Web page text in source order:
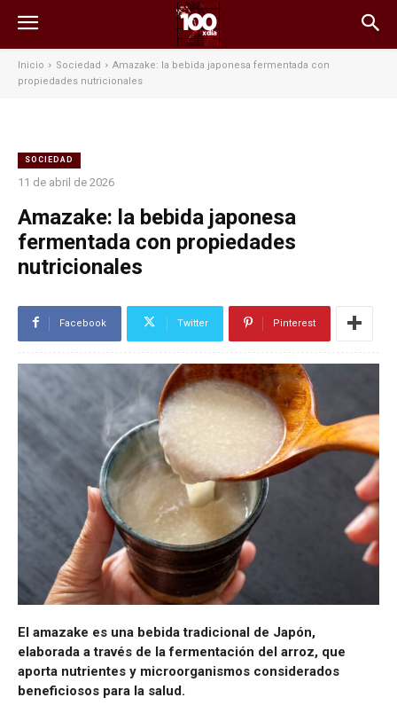
Inicio Sociedad
Amazake: la bebida japonesa fermentada con
propiedades nutricionales
SOCIEDAD
11 de abril de 2026
Amazake: la bebida japonesa
fermentada con propiedades
nutricionales
Facebook Twitter Pinterest
El amazake es una bebida tradicional de Japón,
elaborada a través de la fermentación del arroz, que
aporta nutrientes y microorganismos considerados
beneficiosos para la salud.